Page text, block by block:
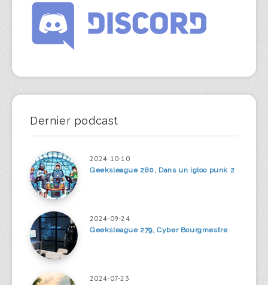
Dernier podcast
2024-10-10
Geeksleague 280, Dans un igloo punk 2
2024-09-24
Geeksleague 279, Cyber Bourgmestre
2024-07-23